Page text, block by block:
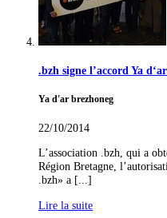
.bzh signe l’accord Ya
Ya d'ar brezhoneg
22/10/2014
L’association .bzh, qui a
Région Bretagne,
.bzh» a [...]
Lire la suite